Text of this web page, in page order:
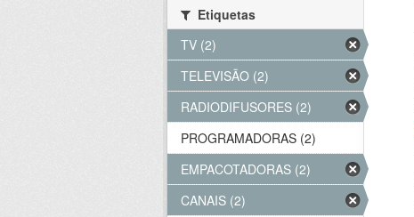
Etiquetas
TV (2)
TELEVISÃO (2)
RADIODIFUSORES (2)
PROGRAMADORAS (2)
EMPACOTADORAS (2)
CANAIS (2)